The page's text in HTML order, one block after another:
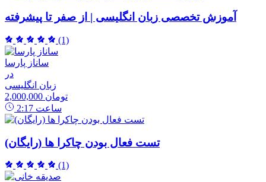
آموزش تخصصی زبان انگلیسی | از صفر تا پیشرفته
(1)
ساناز پارسا
در
زبان انگلیسی
2,000,000 تومان
2:17 ساعت
تست فعال بودن چاکرا ها (رایگان)
(1)